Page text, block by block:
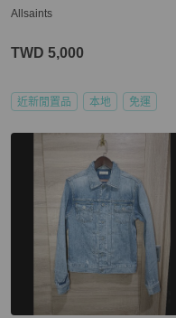
Allsaints
TWD 5,000
近新閒置品 本地 免運